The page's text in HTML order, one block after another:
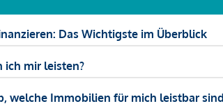
Das Wichtigste im Überblick
ich mir leisten?
welche Immobilien für mich leistbar